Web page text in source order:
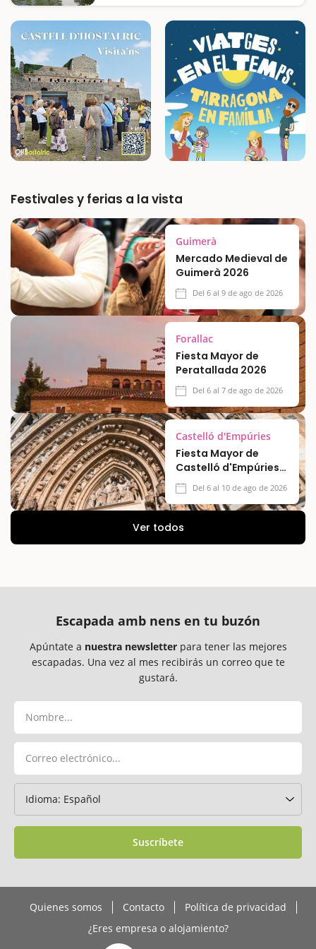
encontrar la salida.En medio de cauces de
comunicación y poblaciones metropolitanas,
emerge un oasis de verdor que los
Festivales y ferias a la vista
Guimerà
Mercado Medieval de
Guimerà 2026
Del 6 al 9 de ago de 2026
Forallac
Fiesta Mayor de
Peratallada 2026
Del 6 al 7 de ago de 2026
Castelló d'Empúries
Fiesta Mayor de
Castelló d'Empúries
2026Del 6 al 10 de ago de 2026
Ver todos
Escapada amb nens en tu buzón
Apúntate a nuestra newsletterpara tener las mejores
escapadas. Una vez al mes recibirás un correo que te
gustará.
Suscríbete
Quienes somos Contacto
Política de privacidad
¿Eres empresa o alojamiento?